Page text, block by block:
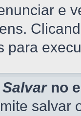
e
para
Salvarno
salvar